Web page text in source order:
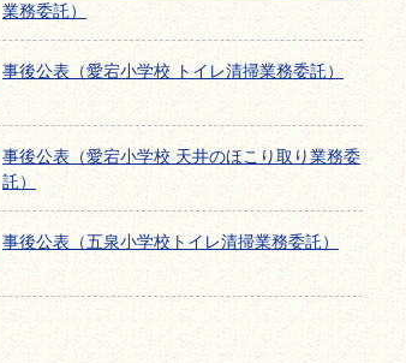
業務委託）
事後公表（愛宕小学校 トイレ清掃業務委託）
事後公表（愛宕小学校 天井のほこり取り業務委
託）
事後公表（五泉小学校トイレ清掃業務委託）